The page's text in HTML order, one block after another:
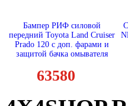
Бампер РИФ силовой
передний Toyota Land Cruiser
Prado 120 c доп. фарами и
защитой бачка омывателя
63580